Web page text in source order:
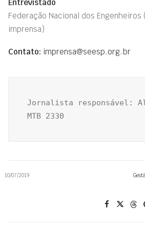
Entrevistado
Federação Nacional dos Engenheiros
imprensa)
Contato: imprensa@seesp.org.br
Jornalista responsável:
MTB 2330
10/07/2019